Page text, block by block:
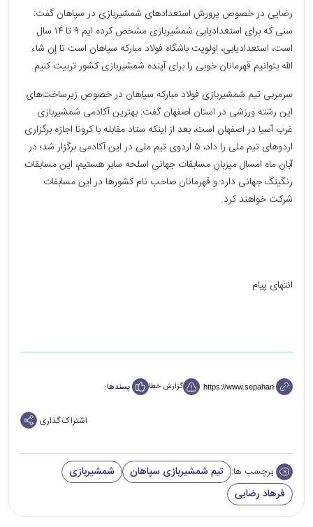
رضایی در خصوص پرورش استعداد‌های شمشیربازی در سپاهان گفت:
سنی که برای استعدادیابی شمشیربازی مشخص کرده ایم ۹ تا ۱۴ سال
است، استعدادیابی، اولویت باشگاه فولاد مبارکه سپاهان است تا إن شاء
الله بتوانیم قهرمانان خوبی را برای آینده شمشیربازی کشور تربیت کنیم.
سرمربی تیم شمشیربازی فولاد مبارکه سپاهان در خصوص زیرساخت‌های
این رشته ورزشی در استان اصفهان گفت: بهترین آکادمی شمشیربازی
غرب آسیا در اصفهان است، بعد از اینکه ستاد مقابله با کرونا اجازه برگزاری
اردو‌های تیم ملی را داد، ۵ اردوی تیم ملی در این آکادمی برگزار شد؛ در
آبان ماه امسال میزبان مسابقات جهانی اسلحه سابر هستیم، این مسابقات
رنگینگ جهانی دارد و قهرمانان صاحب نام کشور‌ها در این مسابقات
شرکت خواهند کرد.
انتهای پیام
گزارش خطا پسندها:
اشتراک گذاری
برچسب ها: تیم شمشیربازی سپاهان
شمشیربازی
فرهاد رضایی